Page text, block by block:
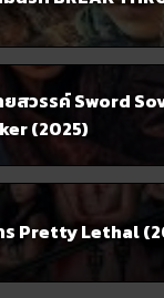
สวรรค์ Sword
(2025)
ร Pretty Lethal